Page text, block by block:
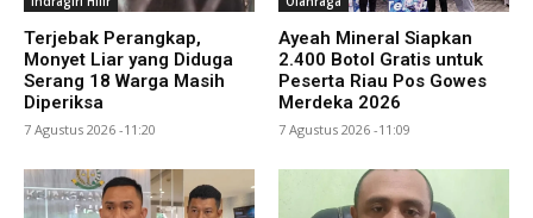
Terjebak Perangkap,
Monyet Liar yang Diduga
Serang 18 Warga Masih
Diperiksa
7 Agustus 2026 -11:20
Ayeah Mineral Siapkan
2.400 Botol Gratis untuk
Peserta Riau Pos Gowes
Merdeka 2026
7 Agustus 2026 -11:09